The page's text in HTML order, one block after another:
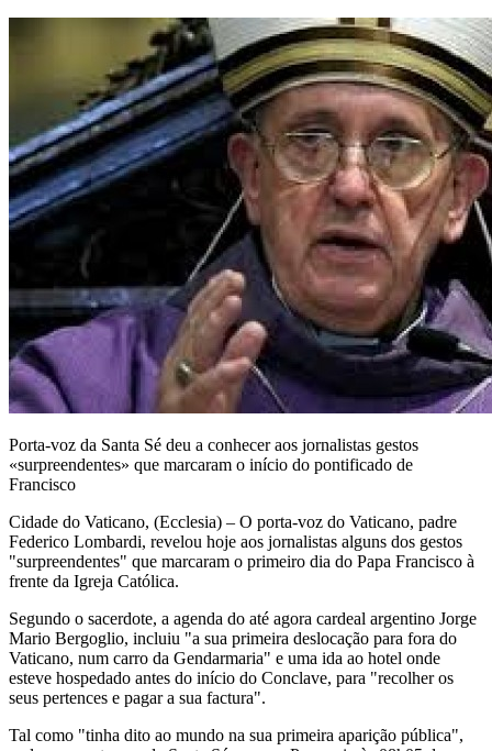
Porta-voz da Santa Sé deu a conhecer aos jornalistas gestos
«surpreendentes» que marcaram o início do pontificado de
Francisco
Cidade do Vaticano, (Ecclesia) – O porta-voz do Vaticano, padre
Federico Lombardi, revelou hoje aos jornalistas alguns dos gestos
"surpreendentes" que marcaram o primeiro dia do Papa Francisco à
frente da Igreja Católica.
Segundo o sacerdote, a agenda do até agora cardeal argentino Jorge
Mario Bergoglio, incluiu "a sua primeira deslocação para fora do
Vaticano, num carro da Gendarmaria" e uma ida ao hotel onde
esteve hospedado antes do início do Conclave, para "recolher os
seus pertences e pagar a sua factura".
Tal como "tinha dito ao mundo na sua primeira aparição pública",